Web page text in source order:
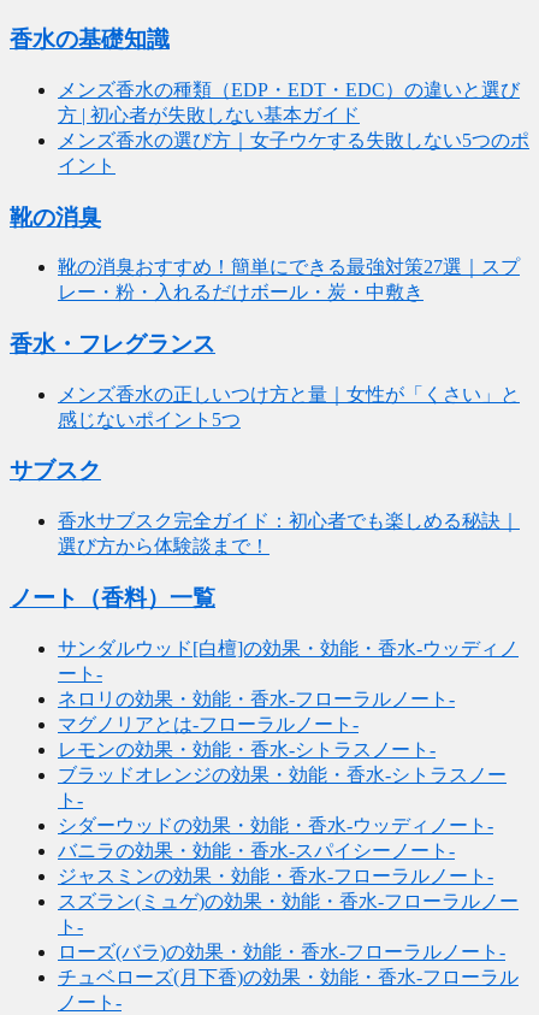
香水の基礎知識
メンズ香水の種類（EDP・EDT・EDC）の違いと選び
方 | 初心者が失敗しない基本ガイド
メンズ香水の選び方｜女子ウケする失敗しない5つのポ
イント
靴の消臭
靴の消臭おすすめ！簡単にできる最強対策27選｜スプ
レー・粉・入れるだけボール・炭・中敷き
香水・フレグランス
メンズ香水の正しいつけ方と量｜女性が「くさい」と
感じないポイント5つ
サブスク
香水サブスク完全ガイド：初心者でも楽しめる秘訣｜
選び方から体験談まで！
ノート（香料）一覧
サンダルウッド[白檀]の効果・効能・香水-ウッディノ
ート-
ネロリの効果・効能・香水-フローラルノート-
マグノリアとは-フローラルノート-
レモンの効果・効能・香水-シトラスノート-
ブラッドオレンジの効果・効能・香水-シトラスノー
ト-
シダーウッドの効果・効能・香水-ウッディノート-
バニラの効果・効能・香水-スパイシーノート-
ジャスミンの効果・効能・香水-フローラルノート-
スズラン(ミュゲ)の効果・効能・香水-フローラルノー
ト-
ローズ(バラ)の効果・効能・香水-フローラルノート-
チュベローズ(月下香)の効果・効能・香水-フローラル
ノート-